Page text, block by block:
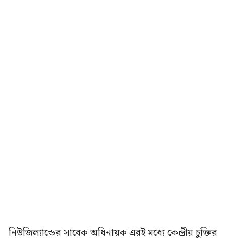
নিউজিল্যান্ডের সাবেক অধিনায়ক এরই মধ্যে কেন্দ্রীয় চুক্তির